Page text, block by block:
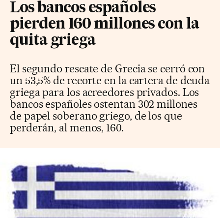
Los bancos españoles
pierden 160 millones con la
quita griega
El segundo rescate de Grecia se cerró con
un 53,5% de recorte en la cartera de deuda
griega para los acreedores privados. Los
bancos españoles ostentan 302 millones
de papel soberano griego, de los que
perderán, al menos, 160.